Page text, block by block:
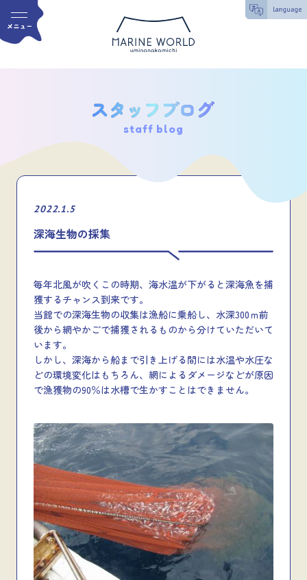
staff blog
2022.1.5
深海生物の採集
毎年北風が吹くこの時期、海水温が下がると深海魚を捕
獲するチャンス到来です。
当館での深海生物の収集は漁船に乗船し、水深300ｍ前
後から網やかごで捕獲されるものから分けていただいて
います。
しかし、深海から船まで引き上げる間には水温や水圧な
どの環境変化はもちろん、網によるダメージなどが原因
で漁獲物の90％は水槽で生かすことはできません。